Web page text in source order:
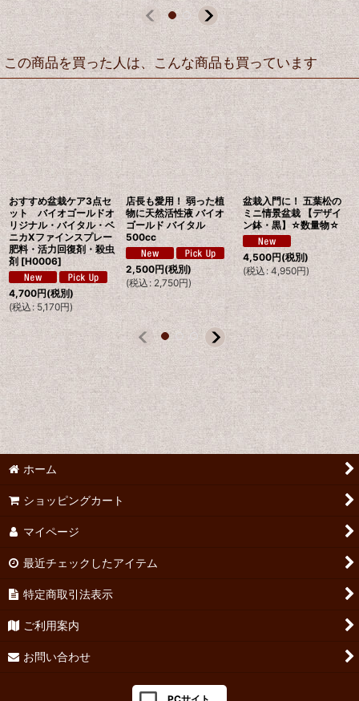
この商品を買った人は、こんな商品も買っています
おすすめ盆栽ケア3点セ
ット バイオゴールドオ
リジナル・バイタル・ベ
ニカXファインスプレー
肥料・活力回復剤・殺虫
剤 [H0006]
4,700円(税別)
(税込: 5,170円)
店長も愛用！ 弱った植
物に天然活性液 バイオ
ゴールド バイタル
500cc
2,500円(税別)
(税込 : 2,750円)
盆栽入門に！ 五葉松の
ミニ情景盆栽 【デザイ
ン鉢・黒】☆数量物☆
4,500円(税別)
(税込: 4,950円)
ホーム
ショッピングカート
マイページ
最近チェックしたアイテム
特定商取引法表示
ご利用案内
お問い合わせ